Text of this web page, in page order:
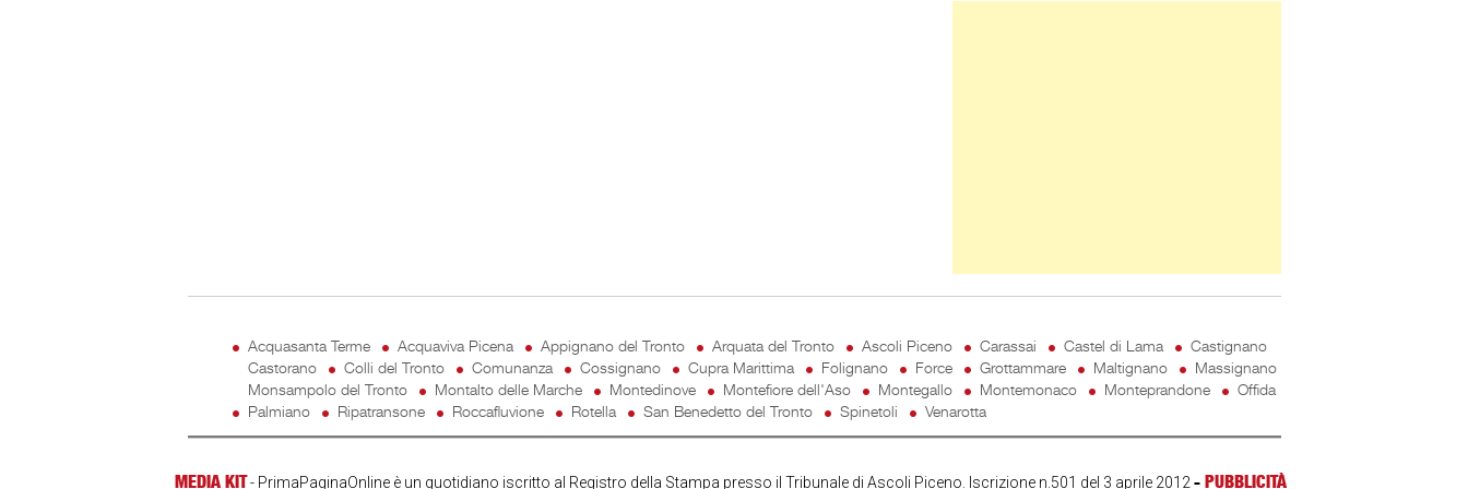
Acquasanta Terme Acquaviva Picena Appignano del Tronto Arquata del Tronto Ascoli Piceno Carassai Castel di Lama
Castignano
Castorano
Colli del Tronto Comunanza Cossignano Cupra Marittima Folignano Force Grottammare Maltignano
Massignano
Monsampolo del Tronto
Montalto delle Marche Montedinove Montefiore dell'Aso Montegallo Montemonaco Monteprandone
Offida
Palmiano
Ripatransone Roccafluvione Rotella San Benedetto del Tronto Spinetoli Venarotta
MEDIA KIT- PrimaPaginaOnline è un quotidiano iscritto al Registro della Stampa presso il Tribunale di Ascoli Piceno. Iscrizione n.501 del 3 aprile 2012- PUBBLICITÀ